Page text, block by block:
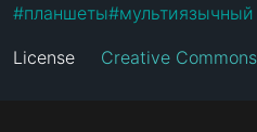
#планшеты#мультиязычный
License Creative